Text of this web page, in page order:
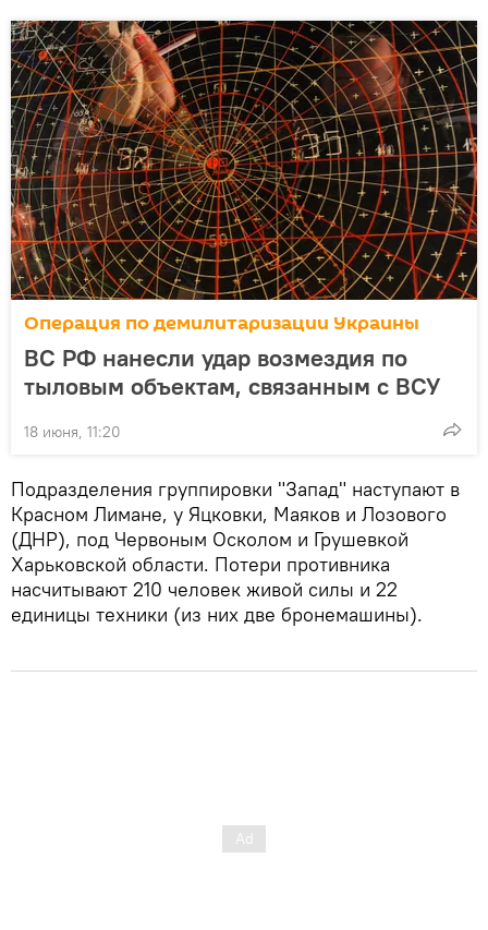
Операция по демилитаризации Украины
ВС РФ нанесли удар возмездия по
тыловым объектам, связанным с ВСУ
18 июня, 11:20
Подразделения группировки "Запад" наступают в
Красном Лимане, у Яцковки, Маяков и Лозового
(ДНР), под Червоным Осколом и Грушевкой
Харьковской области. Потери противника
насчитывают 210 человек живой силы и 22
единицы техники (из них две бронемашины).